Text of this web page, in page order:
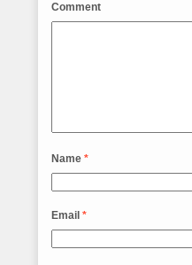
Comment
Name *
Email *